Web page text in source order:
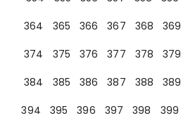
364
365 366 367 368 369
374
375 376 377 378 379
384
385 386 387 388 389
394
395 396 397 398 399